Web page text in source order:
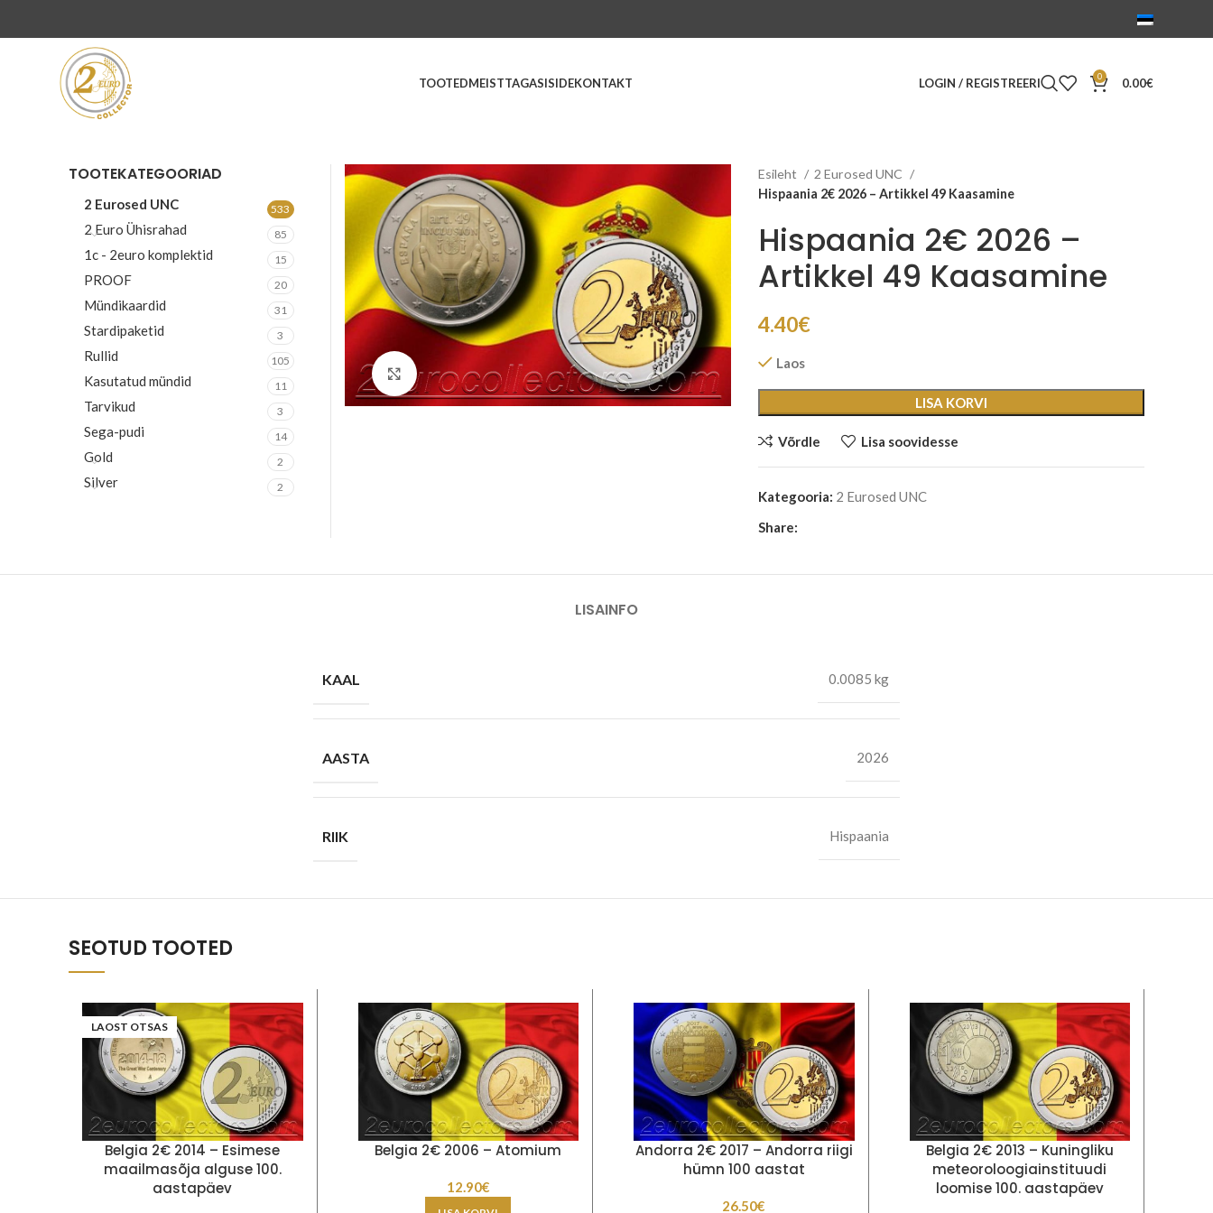
TOOTEDMEISTTAGASISIDEKONTAKT LOGIN / REGISTREERI 0 0.00€
Suurenda
Esileht
2 Eurosed UNC
Hispaania 2€ 2026 – Artikkel 49 Kaasamine
Hispaania 2€ 2026 –
Artikkel 49 Kaasamine
4.40€
Laos
LISA KORVI
Võrdle Lisa soovidesse
Kategooria: 2 Eurosed UNC
Share:
TOOTEKATEGOORIAD
2 Eurosed UNC 533
2 Euro Ühisrahad 85
1c - 2euro komplektid 15
PROOF 20
Mündikaardid 31
Stardipaketid 3
Rullid 105
Kasutatud mündid 11
Tarvikud 3
Sega-pudi 14
Gold 2
Silver 2
LISAINFO
KAAL 0.0085 kg
AASTA 2026
RIIK Hispaania
SEOTUD TOOTED
LAOST OTSAS
Belgia 2€ 2014 – Esimese
maailmasõja alguse 100.
aastapäev
Belgia 2€ 2006 – Atomium
12.90€
Andorra 2€ 2017 – Andorra riigi
hümn 100 aastat
26.50€
Belgia 2€ 2013 – Kuningliku
meteoroloogiainstituudi
loomise 100. aastapäev